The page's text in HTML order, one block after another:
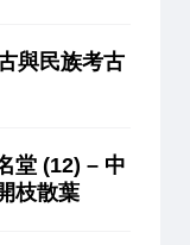
與民族考古
堂 (12) – 中
枝散葉